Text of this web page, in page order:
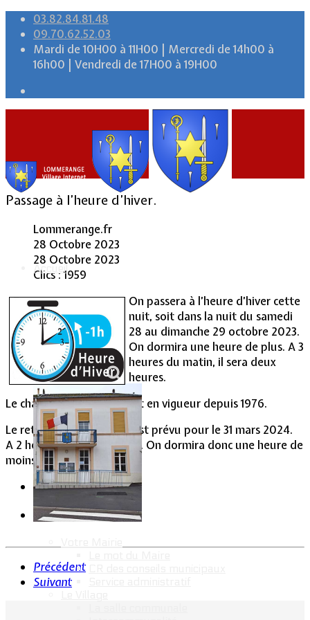
03.82.84.81.48
09.70.62.52.03
Mardi de 10H00 à 11H00 | Mercredi de 14h00 à
16h00 | Vendredi de 17H00 à 19H00
Accueil
Vie Municipale
Passage à l’heure d’hiver.
Lommerange.fr
28 Octobre 2023
28 Octobre 2023
Clics : 1959
On passera à l’heure d’hiver cette
nuit, soit dans la nuit du samedi
28 au dimanche 29 octobre 2023.
On dormira une heure de plus. A 3
heures du matin, il sera deux
heures.
Le changement d’heure est en vigueur depuis 1976.
Le retour à l’heure d’été est prévu pour le 31 mars 2024.
A 2 heures, il sera 3 heures. On dormira donc une heure de
moins.
Précédent
Suivant